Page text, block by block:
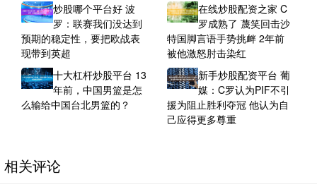
炒股哪个平台好 波
罗：联赛我们没达到
预期的稳定性，要把欧战表
现带到英超
在线炒股配资之家 C
罗成熟了 蔑笑回击沙
特国脚言语手势挑衅 2年前
被他激怒肘击染红
十大杠杆炒股平台 13
年前，中国男篮是怎
么输给中国台北男篮的？
新手炒股配资平台 葡
媒：C罗认为PIF不引
援为阻止胜利夺冠 他认为自
己应得更多尊重
相关评论